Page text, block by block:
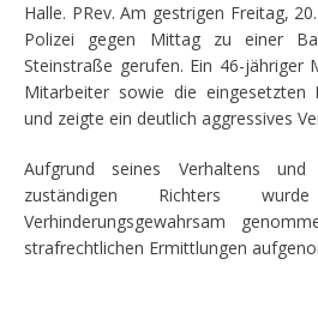
Halle. PRev. Am gestrigen Freitag,
Polizei gegen Mittag zu einer
Steinstraße gerufen. Ein 46-jähriger
Mitarbeiter sowie die eingesetzten
und zeigte ein deutlich aggressives
Aufgrund seines Verhaltens
zuständigen Richters
Verhinderungsgewahrsam
strafrechtlichen Ermittlungen